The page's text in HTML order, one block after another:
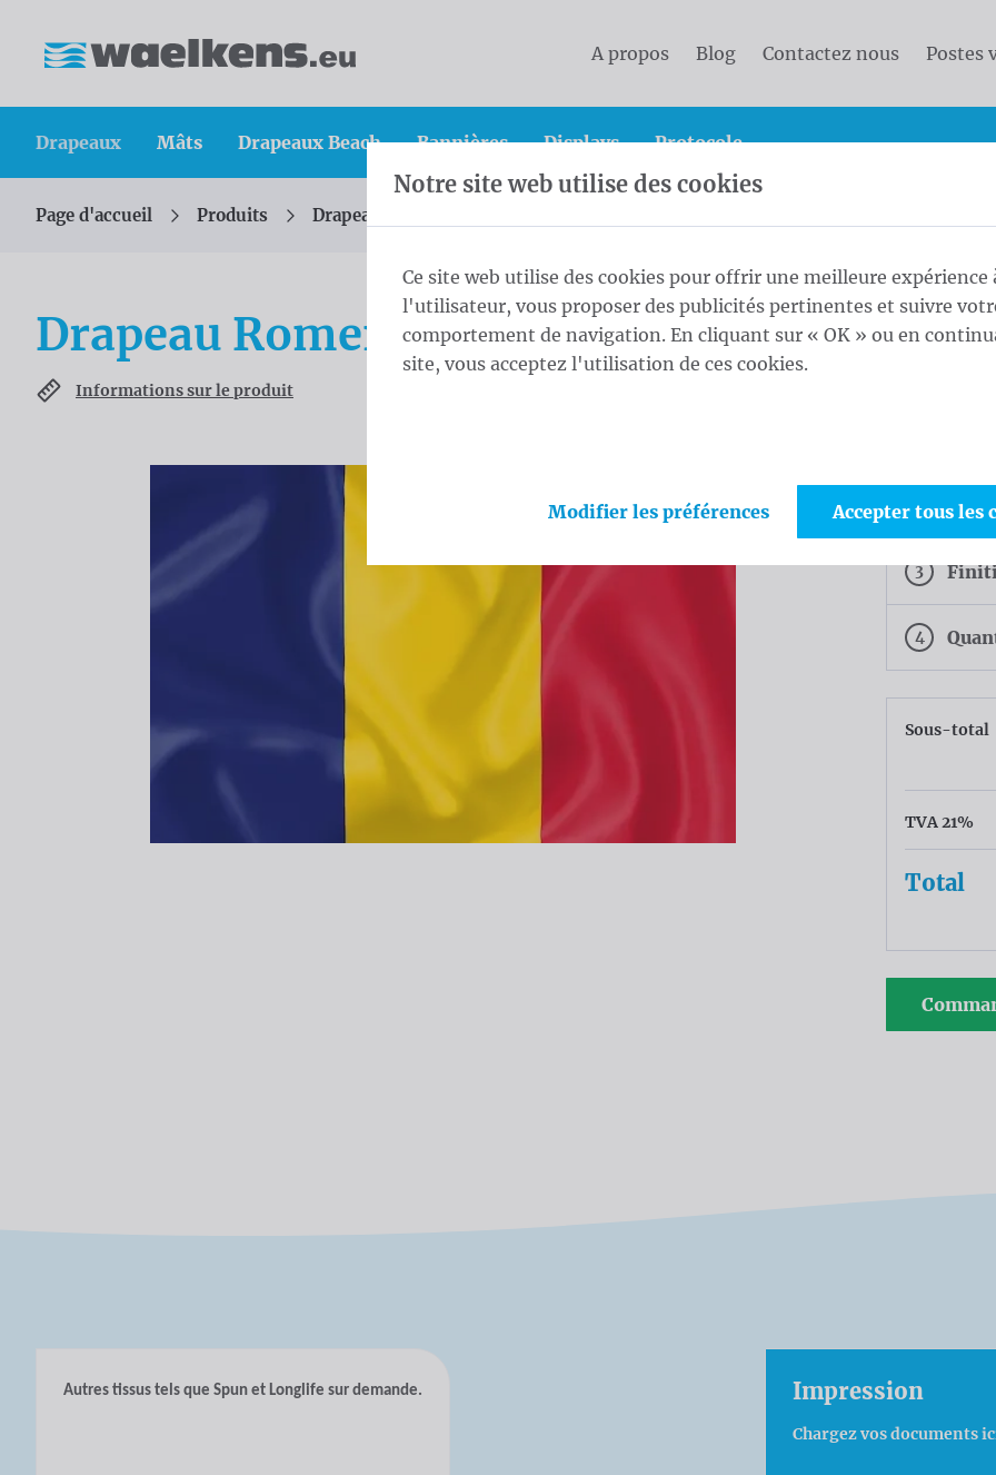
A propos Blog Contactez nous Postes
Drapeaux Mâts Drapeaux Beach Bannières Displays Protocole
Vous êtes ici :
Page d'accueil Produits Drapeaux
Drapeau Romenia
Informations sur le produit
1
2 Tissu
3
4
Sous-total
TVA 21%
Total
Autres tissus tels que Spun et Longlife sur demande. Impression
Chargez vos documents
Notre site web utilise des cookies
Ce site web utilise des cookies pour offrir une meilleure expérience
l'utilisateur, vous proposer des publicités pertinentes et suivre
comportement de navigation. En cliquant sur « OK » ou en
site, vous acceptez l'utilisation de ces cookies.
Modifier les préférences Accepter tous les